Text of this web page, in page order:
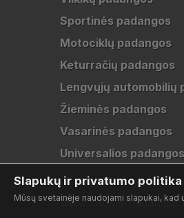
Sportinės padangos
Motociklų padangos
Keturračių padangos
Lengvųjų automobilių
Žieminės padangos
Vasarinės padangos
Universalios padangos
www.naujos-
Slapukų ir privatumo politika
Mūsų svetainėje naudojami slapukai,